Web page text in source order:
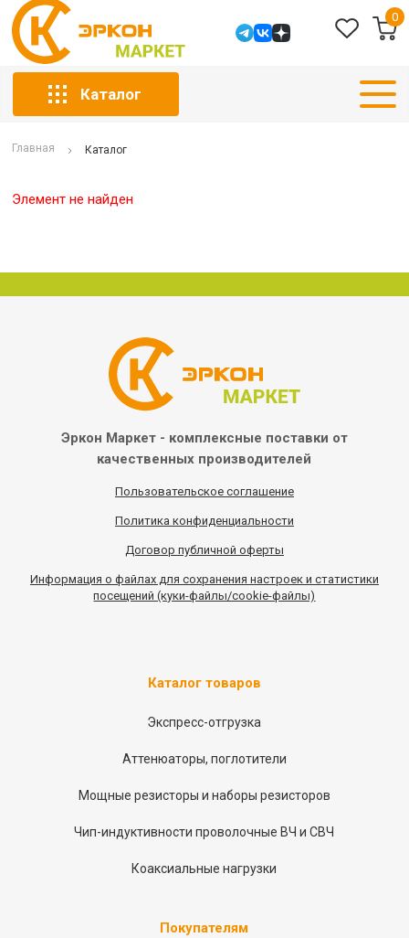
0
Каталог
Главная Каталог
Элемент не найден
Эркон Маркет - комплексные поставки от
качественных производителей
Пользовательское соглашение
Политика конфиденциальности
Договор публичной оферты
Информация о файлах для сохранения настроек и статистики
посещений (куки-файлы/cookie-файлы)
Каталог товаров
Экспресс-отгрузка
Аттенюаторы, поглотители
Мощные резисторы и наборы резисторов
Чип-индуктивности проволочные ВЧ и СВЧ
Коаксиальные нагрузки
Покупателям